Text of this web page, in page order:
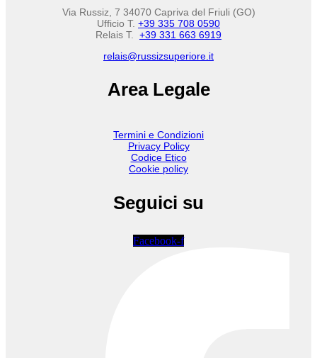
Via Russiz, 7 34070 Capriva del Friuli (GO)
Ufficio T. +39 335 708 0590
Relais T. +39 331 663 6919
relais@russizsuperiore.it
Area Legale
Termini e Condizioni
Privacy Policy
Codice Etico
Cookie policy
Seguici su
Facebook-f